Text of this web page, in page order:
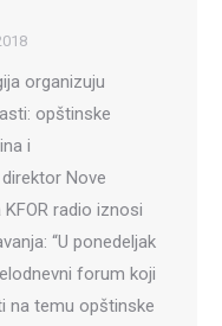
organizuju
opštinske
i
Nove
radio iznosi
“U ponedeljak
forum koji
na temu opštinske